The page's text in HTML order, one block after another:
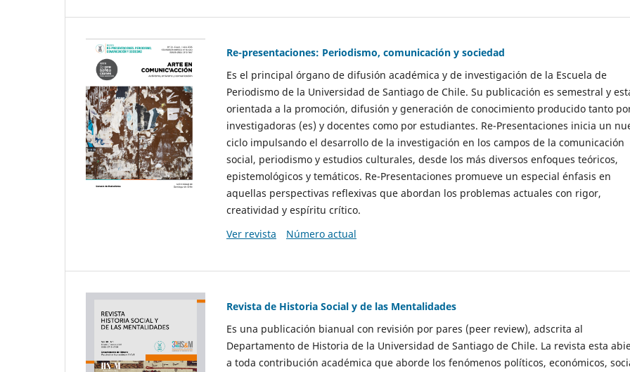
Re-presentaciones: Periodismo, comunicación y sociedad
Es el principal órgano de difusión académica y de investigación de la Escuela de
Periodismo de la Universidad de Santiago de Chile. Su publicación es semestral y
orientada a la promoción, difusión y generación de conocimiento producido tanto
investigadoras (es) y docentes como por estudiantes. Re-Presentaciones inicia un
ciclo impulsando el desarrollo de la investigación en los campos de la comunicación
social, periodismo y estudios culturales, desde los más diversos enfoques teóricos,
epistemológicos y temáticos. Re-Presentaciones promueve un especial énfasis en
aquellas perspectivas reflexivas que abordan los problemas actuales con rigor,
creatividad y espíritu crítico.
Ver revista
Número actual
Revista de Historia Social y de las Mentalidades
Es una publicación bianual con revisión por pares (peer review), adscrita al
Departamento de Historia de la Universidad de Santiago de Chile. La revista esta
a toda contribución académica que aborde los fenómenos políticos, económicos,